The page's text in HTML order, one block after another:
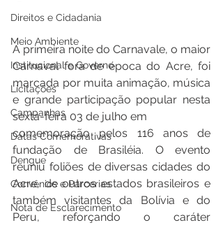
Direitos e Cidadania
Meio Ambiente
Institucional e Governo
Licitações
Campanhas
Datas Comemorativas
Dengue
Convênios e Parcerias
Nota de Esclarecimento
A primeira noite do Carnavale, o maior
Carnaval fora de época do Acre, foi
marcada por muita animação, música
e grande participação popular nesta
sexta-feira 03 de julho em
comemoração pelos 116 anos de
fundação de Brasiléia. O evento
reuniu foliões de diversas cidades do
Acre, de outros estados brasileiros e
também visitantes da Bolívia e do
Peru, reforçando o caráter